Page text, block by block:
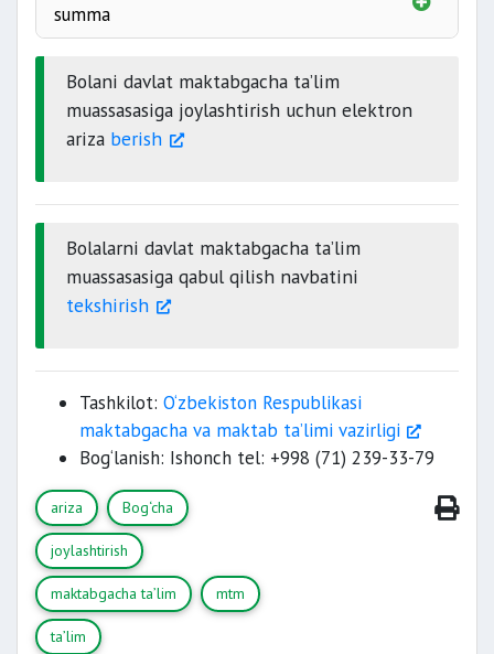
2 ta bog‘chani
tanlash mumkin
15 kun ichida
bog‘chaga olib borilishi kerak
bir ish kuni ichida
summa
Bolani davlat maktabgacha ta’lim
muassasasiga joylashtirish uchun elektron
ariza berish
Bolalarni davlat maktabgacha ta’lim
muassasasiga qabul qilish navbatini
tekshirish
Tashkilot: O‘zbekiston Respublikasi
maktabgacha va maktab ta’limi vazirligi
Bog‘lanish: Ishonch tel: +998 (71) 239-33-79
ariza Bog‘cha
joylashtirish
maktabgacha ta’lim mtm
ta’lim